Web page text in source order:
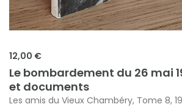
12,00 €
Le bombardement du 26 mai
et documents
Les amis du Vieux Chambéry, Tome 8,